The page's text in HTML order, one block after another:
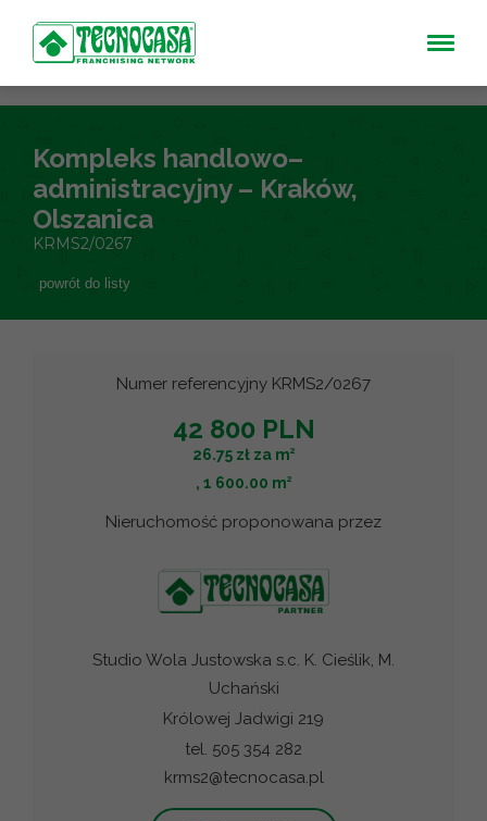
Kompleks handlowo–
administracyjny – Kraków,
Olszanica
KRMS2/0267
powrót do listy
Numer referencyjny KRMS2/0267
42 800 PLN
26.75 zł za m2
, 1 600.00 m2
Nieruchomość proponowana przez
Studio Wola Justowska s.c. K. Cieślik, M.
Uchański
Królowej Jadwigi 219
tel. 505 354 282
krms2@tecnocasa.pl